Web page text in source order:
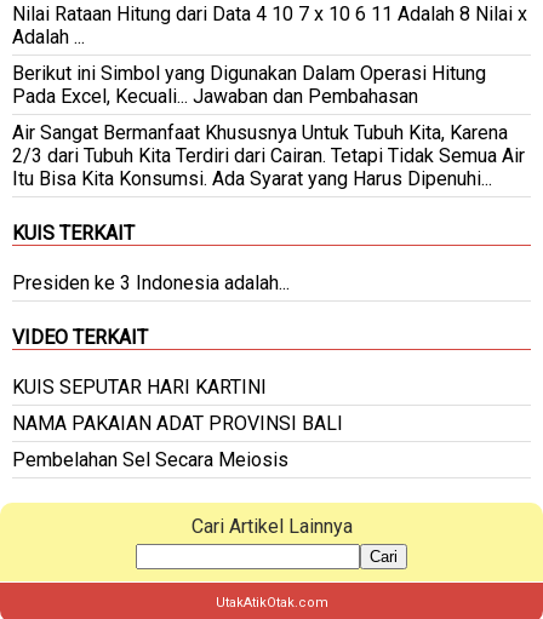
Nilai Rataan Hitung dari Data 4 10 7 x 10 6 11 Adalah 8 Nilai x
Adalah ...
Berikut ini Simbol yang Digunakan Dalam Operasi Hitung
Pada Excel, Kecuali... Jawaban dan Pembahasan
Air Sangat Bermanfaat Khususnya Untuk Tubuh Kita, Karena
2/3 dari Tubuh Kita Terdiri dari Cairan. Tetapi Tidak Semua Air
Itu Bisa Kita Konsumsi. Ada Syarat yang Harus Dipenuhi...
KUIS TERKAIT
Presiden ke 3 Indonesia adalah...
VIDEO TERKAIT
KUIS SEPUTAR HARI KARTINI
NAMA PAKAIAN ADAT PROVINSI BALI
Pembelahan Sel Secara Meiosis
Cari Artikel Lainnya
Cari
UtakAtikOtak.com